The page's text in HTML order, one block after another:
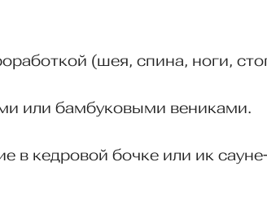
(шея, спина, ноги,
или бамбуковыми вениками.
в кедровой бочке или ик